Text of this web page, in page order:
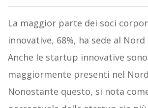
La maggior parte dei soci
innovative, 68%, ha sede al Nord
Anche le startup innovative sono
maggiormente presenti nel Nord
Nonostante questo, si nota